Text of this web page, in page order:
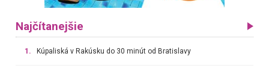
Najčítanejšie
1. Kúpaliská v Rakúsku do 30 minút od Bratislavy